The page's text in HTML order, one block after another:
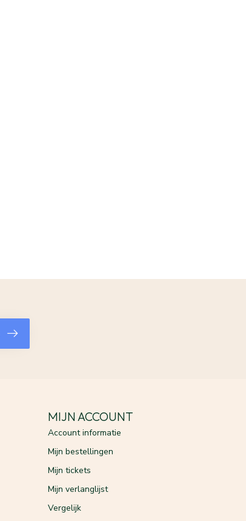
MIJN ACCOUNT
Account informatie
Mijn bestellingen
Mijn tickets
Mijn verlanglijst
Vergelijk